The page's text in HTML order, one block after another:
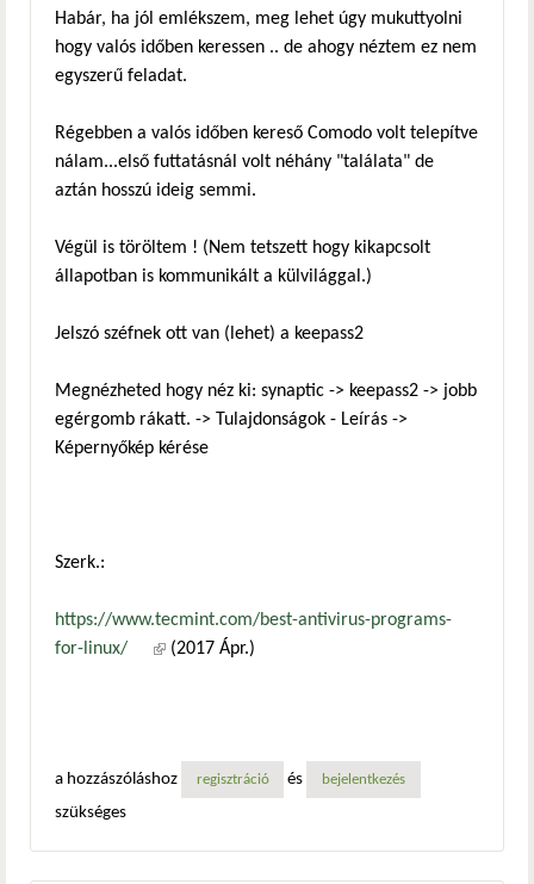
Habár, ha jól emlékszem, meg lehet úgy mukuttyolni
hogy valós időben keressen .. de ahogy néztem ez nem
egyszerű feladat.
Régebben a valós időben kereső Comodo volt telepítve
nálam...első futtatásnál volt néhány "találata" de
aztán hosszú ideig semmi.
Végül is töröltem ! (Nem tetszett hogy kikapcsolt
állapotban is kommunikált a külvilággal.)
Jelszó széfnek ott van (lehet) a keepass2
Megnézheted hogy néz ki: synaptic -> keepass2 -> jobb
egérgomb rákatt. -> Tulajdonságok - Leírás ->
Képernyőkép kérése
Szerk.:
https://www.tecmint.com/best-antivirus-programs-
for-linux/
(külső hivatkozás)
(2017 Ápr.)
a hozzászóláshoz regisztráció és bejelentkezés
szükséges